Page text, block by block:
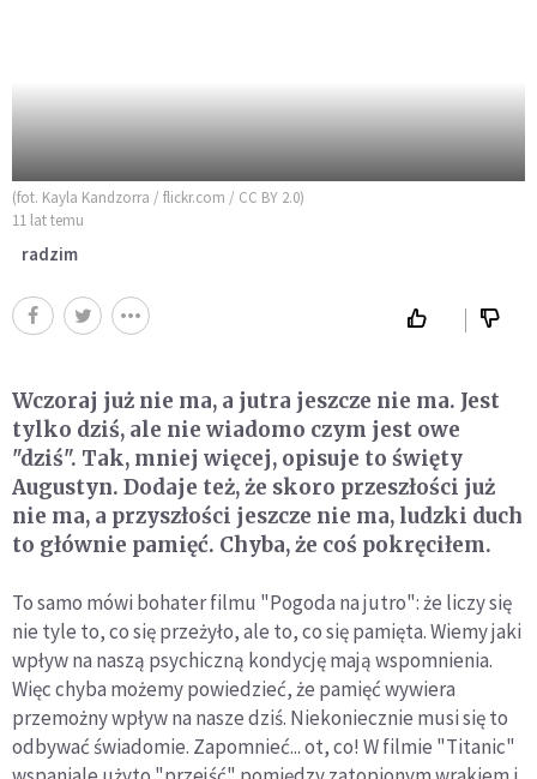
(fot. Kayla Kandzorra / flickr.com / CC BY 2.0)
11 lat temu
radzim
Wczoraj już nie ma, a jutra jeszcze nie ma. Jest
tylko dziś, ale nie wiadomo czym jest owe
"dziś". Tak, mniej więcej, opisuje to święty
Augustyn. Dodaje też, że skoro przeszłości już
nie ma, a przyszłości jeszcze nie ma, ludzki duch
to głównie pamięć. Chyba, że coś pokręciłem.
To samo mówi bohater filmu "Pogoda na jutro": że liczy się
nie tyle to, co się przeżyło, ale to, co się pamięta. Wiemy jaki
wpływ na naszą psychiczną kondycję mają wspomnienia.
Więc chyba możemy powiedzieć, że pamięć wywiera
przemożny wpływ na nasze dziś. Niekoniecznie musi się to
odbywać świadomie. Zapomnieć... ot, co! W filmie "Titanic"